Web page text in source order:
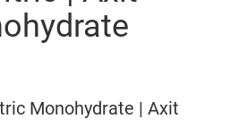
Monohydrate | Axit